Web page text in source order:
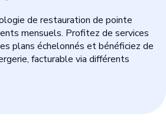
de restauration de pointe
mensuels. Profitez de services
plans échelonnés et bénéficiez de
facturable via différents